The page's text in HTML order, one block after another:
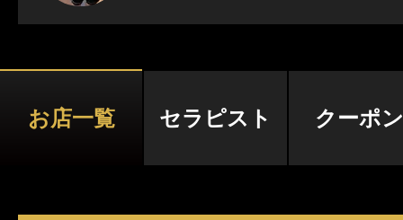
お店検索ページへ
セラピスト
セラピストを探す
お店一覧 セラピスト クーポ